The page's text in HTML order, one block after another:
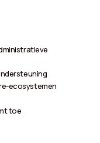
ecosystemen
toe